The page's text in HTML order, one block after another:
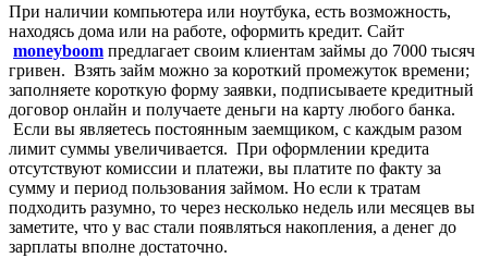
При наличии компьютера или ноутбука, есть возможность,
находясь дома или на работе, оформить кредит. Сайт
moneyboom предлагает своим клиентам займы до 7000 тысяч
гривен. Взять займ можно за короткий промежуток времени;
заполняете короткую форму заявки, подписываете кредитный
договор онлайн и получаете деньги на карту любого банка.
Если вы являетесь постоянным заемщиком, с каждым разом
лимит суммы увеличивается. При оформлении кредита
отсутствуют комиссии и платежи, вы платите по факту за
сумму и период пользования займом. Но если к тратам
подходить разумно, то через несколько недель или месяцев вы
заметите, что у вас стали появляться накопления, а денег до
зарплаты вполне достаточно.